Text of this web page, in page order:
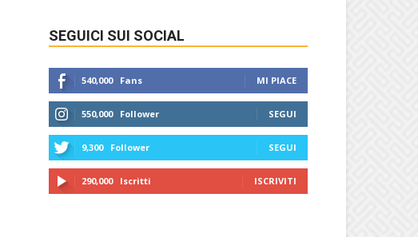
SEGUICI SUI SOCIAL
540,000 Fans MI PIACE
550,000 Follower SEGUI
9,300 Follower SEGUI
290,000 Iscritti ISCRIVITI